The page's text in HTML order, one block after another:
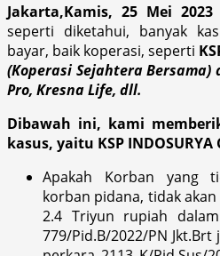
Jakarta,Kamis, 25 Mei
seperti diketahui, banyak
bayar, baik koperasi, seperti
(Koperasi Sejahtera
Pro, Kresna Life, dll.
Dibawah ini, kami
kasus, yaitu KSP INDOSURYA
Apakah Korban yang
korban pidana, tidak
2.4 Triyun rupiah
779/Pid.B/2022/PN